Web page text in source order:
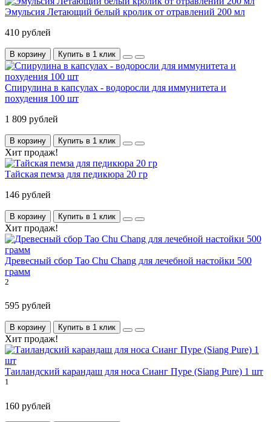
Эмульсия Летающий белый кролик от отравлений 200 мл
410 рублей
В корзину Купить в 1 клик
Спирулина в капсулах - водоросли для иммунитета и
похудения 100 шт
1 809 рублей
В корзину Купить в 1 клик
Хит продаж!
Тайская пемза для педикюра 20 гр
146 рублей
В корзину Купить в 1 клик
Хит продаж!
Древесный сбор Tao Chu Chang для лечебной настойки 500
грамм
2
595 рублей
В корзину Купить в 1 клик
Хит продаж!
Таиландский карандаш для носа Сианг Пуре (Siang Pure) 1 шт
1
160 рублей